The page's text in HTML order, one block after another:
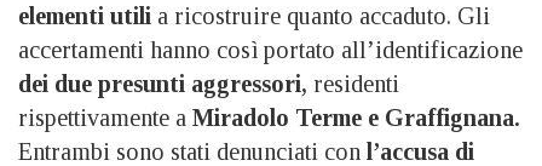
elementi utili a ricostruire quanto accaduto. Gli
accertamenti hanno così portato all’identificazione
dei due presunti aggressori, residenti
rispettivamente a Miradolo Terme e Graffignana.
Entrambi sono stati denunciati con l’accusa di